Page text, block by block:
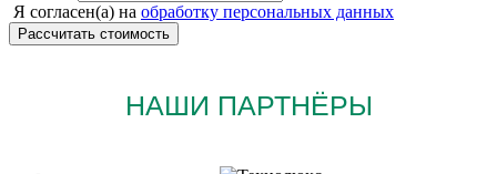
Я согласен(а) на обработку персональных данных
НАШИ ПАРТНЁРЫ